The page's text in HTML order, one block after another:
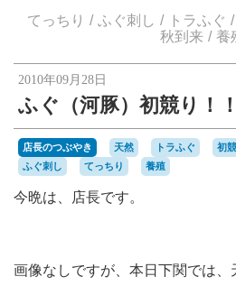
楽天オークションへ
てっちり ふぐ刺し トラふぐ
秋到来
養
2010年09月28日
ふぐ（河豚）初競り！！
店長のつぶやき 天然 トラふぐ 初
ふぐ刺し
てっちり 養殖
今晩は、店長です。
画像なしですが、本日下関では